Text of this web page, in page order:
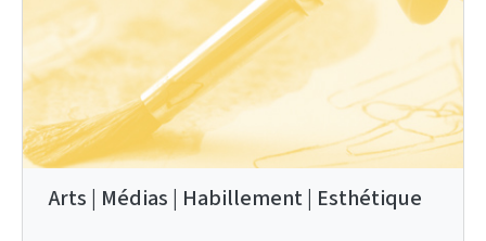
Arts | Médias | Habillement | Esthétique